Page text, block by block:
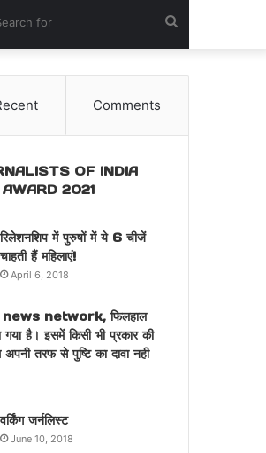
for
Comments
OF INDIA
2021
रिलेशनशिप में पुरुषों में ये 6 चीजें
चाहती हैं महिलाएं!
April 6, 2018
network, फिलहाल
है। इसमें किसी भी प्रकार की
तरफ से पुष्टि का दावा नही
वर्किंग जर्नलिस्ट
June 10, 2018